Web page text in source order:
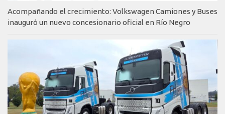
Acompañando el crecimiento: Volkswagen Camiones y Buses
inauguró un nuevo concesionario oficial en Río Negro